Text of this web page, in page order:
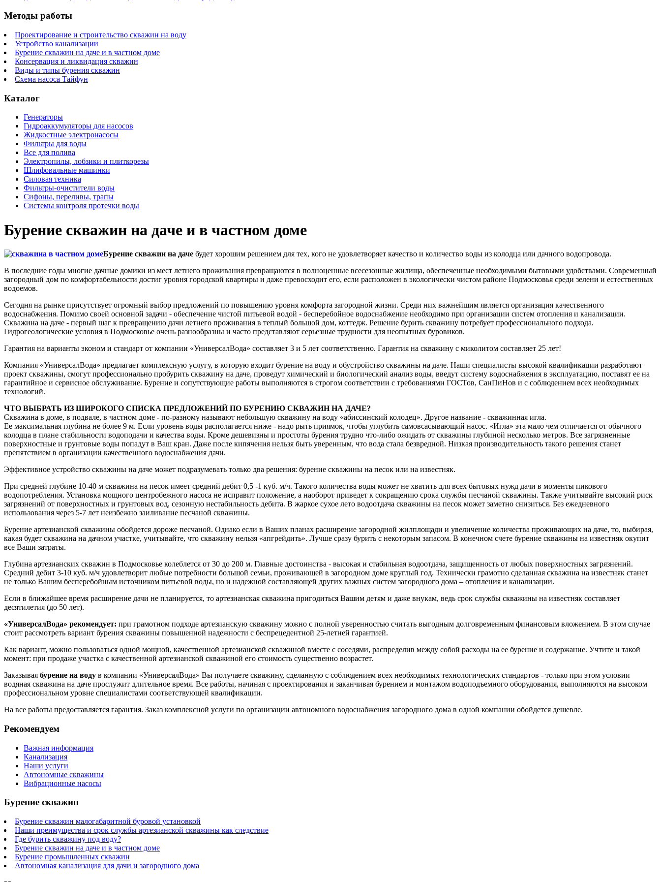
Методы работы
Проектирование и строительство скважин на воду
Устройство канализации
Бурение скважин на даче и в частном доме
Консервация и ликвидация скважин
Виды и типы бурения скважин
Схема насоса Тайфун
Каталог
Генераторы
Гидроаккумуляторы для насосов
Жидкостные электронасосы
Фильтры для воды
Все для полива
Электропилы, лобзики и плиткорезы
Шлифовальные машинки
Силовая техника
Фильтры-очистители воды
Сифоны, переливы, трапы
Системы контроля протечки воды
Бурение скважин на даче и в частном доме
Бурение скважин на даче будет хорошим решением для тех, кого не удовлетворяет качество и количество воды из колодца или дачного водопровода.
В последние годы многие дачные домики из мест летнего проживания превращаются в полноценные всесезонные жилища, обеспеченные необходимыми бытовыми удобствами. Современный
загородный дом по комфортабельности достиг уровня городской квартиры и даже превосходит его, если расположен в экологически чистом районе Подмосковья среди зелени и естественных
водоемов.
Сегодня на рынке присутствует огромный выбор предложений по повышению уровня комфорта загородной жизни. Среди них важнейшим является организация качественного
водоснабжения. Помимо своей основной задачи - обеспечение чистой питьевой водой - бесперебойное водоснабжение необходимо при организации систем отопления и канализации.
Скважина на даче - первый шаг к превращению дачи летнего проживания в теплый большой дом, коттедж. Решение бурить скважину потребует профессионального подхода.
Гидрогеологические условия в Подмосковье очень разнообразны и часто представляют серьезные трудности для неопытных буровиков.
Гарантия на варианты эконом и стандарт от компании «УниверсалВода» составляет 3 и 5 лет соответственно. Гарантия на скважину с миколитом составляет 25 лет!
Компания «УниверсалВода» предлагает комплексную услугу, в которую входит бурение на воду и обустройство скважины на даче. Наши специалисты высокой квалификации разработают
проект скважины, смогут профессионально пробурить скважину на даче, проведут химический и биологический анализ воды, введут систему водоснабжения в эксплуатацию, поставят ее на
гарантийное и сервисное обслуживание. Бурение и сопутствующие работы выполняются в строгом соответствии с требованиями ГОСТов, СанПиНов и с соблюдением всех необходимых
технологий.
ЧТО ВЫБРАТЬ ИЗ ШИРОКОГО СПИСКА ПРЕДЛОЖЕНИЙ ПО БУРЕНИЮ СКВАЖИН НА ДАЧЕ?
Скважина в доме, в подвале, в частном доме - по-разному называют небольшую скважину на воду «абиссинский колодец». Другое название - скважинная игла.
Ее максимальная глубина не более 9 м. Если уровень воды располагается ниже - надо рыть приямок, чтобы углубить самовсасывающий насос. «Игла» эта мало чем отличается от обычного
колодца в плане стабильности водоподачи и качества воды. Кроме дешевизны и простоты бурения трудно что-либо ожидать от скважины глубиной несколько метров. Все загрязненные
поверхностные и грунтовые воды попадут в Ваш кран. Даже после кипячения нельзя быть уверенным, что вода стала безвредной. Низкая производительность такого решения станет
препятствием в организации качественного водоснабжения дачи.
Эффективное устройство скважины на даче может подразумевать только два решения: бурение скважины на песок или на известняк.
При средней глубине 10-40 м скважина на песок имеет средний дебит 0,5 -1 куб. м/ч. Такого количества воды может не хватить для всех бытовых нужд дачи в моменты пикового
водопотребления. Установка мощного центробежного насоса не исправит положение, а наоборот приведет к сокращению срока службы песчаной скважины. Также учитывайте высокий риск
загрязнений от поверхностных и грунтовых вод, сезонную нестабильность дебита. В жаркое сухое лето водоотдача скважины на песок может заметно снизиться. Без ежедневного
использования через 5-7 лет неизбежно заиливание песчаной скважины.
Бурение артезианской скважины обойдется дороже песчаной. Однако если в Ваших планах расширение загородной жилплощади и увеличение количества проживающих на даче, то, выбирая,
какая будет скважина на дачном участке, учитывайте, что скважину нельзя «апгрейдить». Лучше сразу бурить с некоторым запасом. В конечном счете бурение скважины на известняк окупит
все Ваши затраты.
Глубина артезианских скважин в Подмосковье колеблется от 30 до 200 м. Главные достоинства - высокая и стабильная водоотдача, защищенность от любых поверхностных загрязнений.
Средний дебит 3-10 куб. м/ч удовлетворит любые потребности большой семьи, проживающей в загородном доме круглый год. Технически грамотно сделанная скважина на известняк станет
не только Вашим бесперебойным источником питьевой воды, но и надежной составляющей других важных систем загородного дома – отопления и канализации.
Если в ближайшее время расширение дачи не планируется, то артезианская скважина пригодиться Вашим детям и даже внукам, ведь срок службы скважины на известняк составляет
десятилетия (до 50 лет).
«УниверсалВода» рекомендует: при грамотном подходе артезианскую скважину можно с полной уверенностью считать выгодным долговременным финансовым вложением. В этом случае
стоит рассмотреть вариант бурения скважины повышенной надежности с беспрецедентной 25-летней гарантией.
Как вариант, можно пользоваться одной мощной, качественной артезианской скважиной вместе с соседями, распределив между собой расходы на ее бурение и содержание. Учтите и такой
момент: при продаже участка с качественной артезианской скважиной его стоимость существенно возрастет.
Заказывая бурение на воду в компании «УниверсалВода» Вы получаете скважину, сделанную с соблюдением всех необходимых технологических стандартов - только при этом условии
водяная скважина на даче прослужит длительное время. Все работы, начиная с проектирования и заканчивая бурением и монтажом водоподъемного оборудования, выполняются на высоком
профессиональном уровне специалистами соответствующей квалификации.
На все работы предоставляется гарантия. Заказ комплексной услуги по организации автономного водоснабжения загородного дома в одной компании обойдется дешевле.
Рекомендуем
Важная информация
Канализация
Наши услуги
Автономные скважины
Вибрационные насосы
Бурение скважин
Бурение скважин малогабаритной буровой установкой
Наши преимущества и срок службы артезианской скважины как следствие
Где бурить скважину под воду?
Бурение скважин на даче и в частном доме
Бурение промышленных скважин
Автономная канализация для дачи и загородного дома